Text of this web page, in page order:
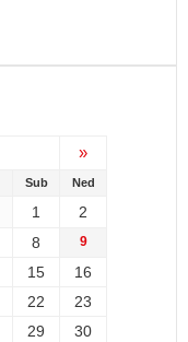
»
Sub Ned
1
2
8 9
15
16
22
23
29
30